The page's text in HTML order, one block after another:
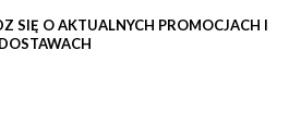
SIĘ O AKTUALNYCH PROMOCJACH I
DOSTAWACH